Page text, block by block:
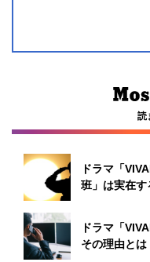
読
ドラマ「
班」は実在す
ドラマ「
その理由と